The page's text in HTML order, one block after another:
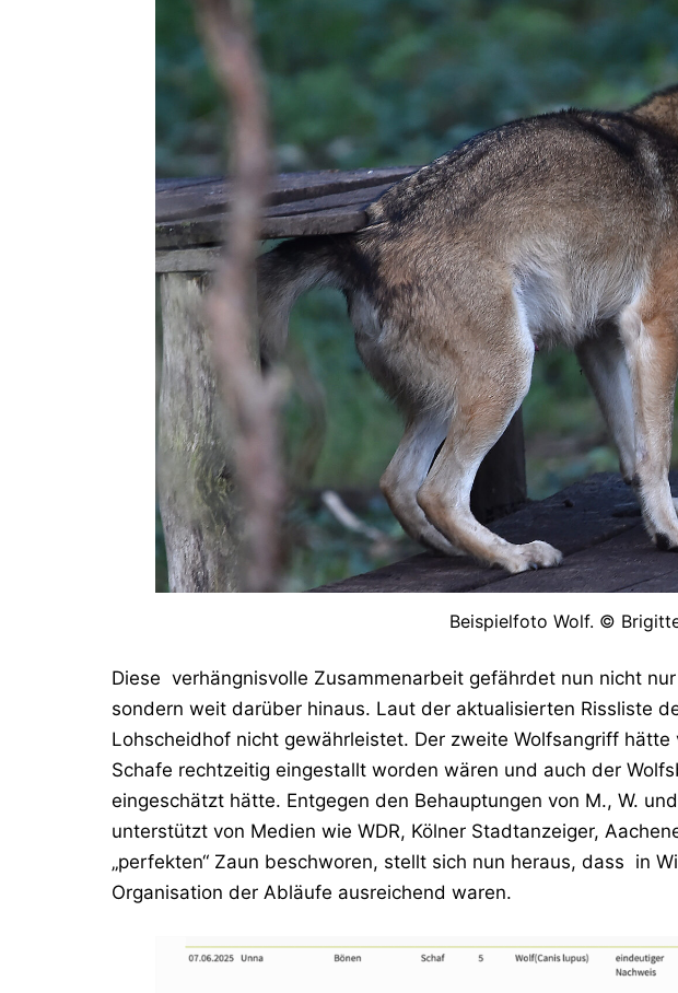
Beispielfoto Wolf. ©
Diese verhängnisvolle Zusammenarbeit gefährdet nun nicht
sondern weit darüber hinaus. Laut der aktualisierten Rissliste
Lohscheidhof nicht gewährleistet. Der zweite Wolfsangriff
Schafe rechtzeitig eingestallt worden wären und auch der
eingeschätzt hätte. Entgegen den Behauptungen von M., W.
unterstützt von Medien wie WDR, Kölner Stadtanzeiger,
„perfekten“ Zaun beschworen, stellt sich nun heraus, dass in
Organisation der Abläufe ausreichend waren.